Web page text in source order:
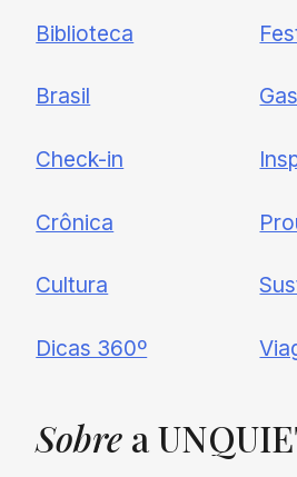
Biblioteca
Brasil
Check-in
Crônica
Cultura
Dicas 360º
Sobre a